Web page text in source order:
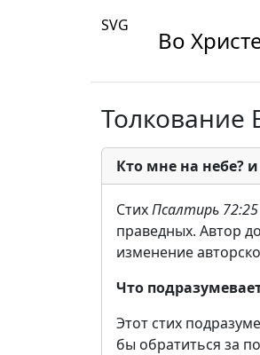
SVG
Во
Толкование
Кто мне на небе?
СтихПсалтирь 72:25
праведных. Автор
изменение
Что
Этот стих
бы обратиться за